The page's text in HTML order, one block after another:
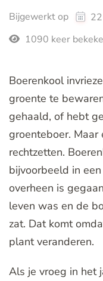
Bijgewerkt op
1090 keer
Boerenkool
groente te
gehaald, of hebt
groenteboer. Maar
rechtzetten.
bijvoorbeeld in
overheen is
leven was en de
zat. Dat komt
plant veranderen.
Als je vroeg in het